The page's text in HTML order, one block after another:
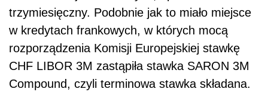
trzymiesięczny. Podobnie jak to miało miejsce
w kredytach frankowych, w których mocą
rozporządzenia Komisji Europejskiej stawkę
CHF LIBOR 3M zastąpiła stawka SARON 3M
Compound, czyli terminowa stawka składana.